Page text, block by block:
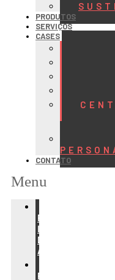
PRODUTOS
SERVIÇOS
CASES
CONTATO
Menu
PARA
INDÚSTRIA
DE
ALIMENTOS
PARA